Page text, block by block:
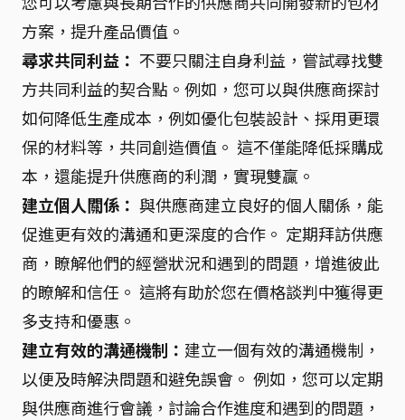
方案，提升產品價值。
尋求共同利益： 不要只關注自身利益，嘗試尋找雙
方共同利益的契合點。例如，您可以與供應商探討
如何降低生產成本，例如優化包裝設計、採用更環
保的材料等，共同創造價值。 這不僅能降低採購成
本，還能提升供應商的利潤，實現雙贏。
建立個人關係： 與供應商建立良好的個人關係，能
促進更有效的溝通和更深度的合作。 定期拜訪供應
商，瞭解他們的經營狀況和遇到的問題，增進彼此
的瞭解和信任。 這將有助於您在價格談判中獲得更
多支持和優惠。
建立有效的溝通機制： 建立一個有效的溝通機制，
以便及時解決問題和避免誤會。 例如，您可以定期
與供應商進行會議，討論合作進度和遇到的問題，